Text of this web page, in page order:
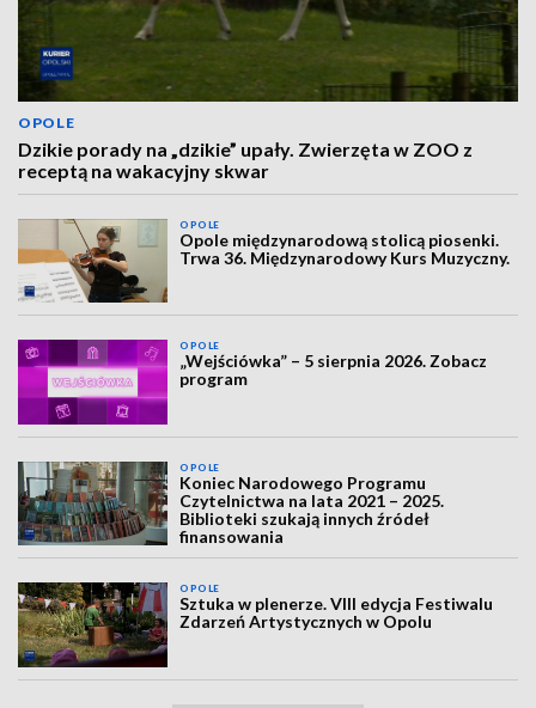
OPOLE
Dzikie porady na „dzikie” upały. Zwierzęta w ZOO z
receptą na wakacyjny skwar
OPOLE
Opole międzynarodową stolicą piosenki.
Trwa 36. Międzynarodowy Kurs Muzyczny.
OPOLE
„Wejściówka” – 5 sierpnia 2026. Zobacz
program
OPOLE
Koniec Narodowego Programu
Czytelnictwa na lata 2021 – 2025.
Biblioteki szukają innych źródeł
finansowania
OPOLE
Sztuka w plenerze. VIII edycja Festiwalu
Zdarzeń Artystycznych w Opolu